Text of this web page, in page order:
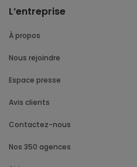
L’entreprise
À propos
Nous rejoindre
Espace presse
Avis clients
Contactez-nous
Nos 350 agences